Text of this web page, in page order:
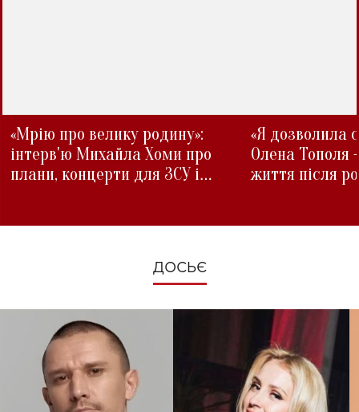
«Мрію про велику родину»:
інтерв'ю Михайла Хоми про
плани, концерти для ЗСУ і
«Я дозволила
Олена Тополя
життя після
ДОСЬЄ